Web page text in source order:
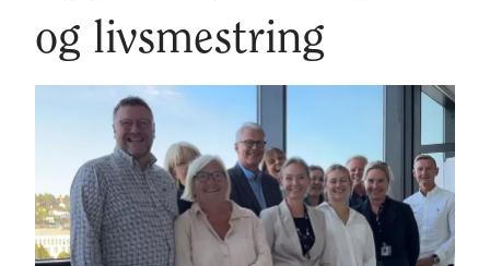
og livsmestring